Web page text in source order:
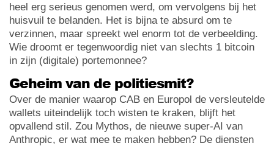
heel erg serieus genomen werd, om vervolgens bij het
huisvuil te belanden. Het is bijna te absurd om te
verzinnen, maar spreekt wel enorm tot de verbeelding.
Wie droomt er tegenwoordig niet van slechts 1 bitcoin
in zijn (digitale) portemonnee?
Geheim van de politiesmit?
Over de manier waarop CAB en Europol de versleutelde
wallets uiteindelijk toch wisten te kraken, blijft het
opvallend stil. Zou Mythos, de nieuwe super-AI van
Anthropic, er wat mee te maken hebben? De diensten